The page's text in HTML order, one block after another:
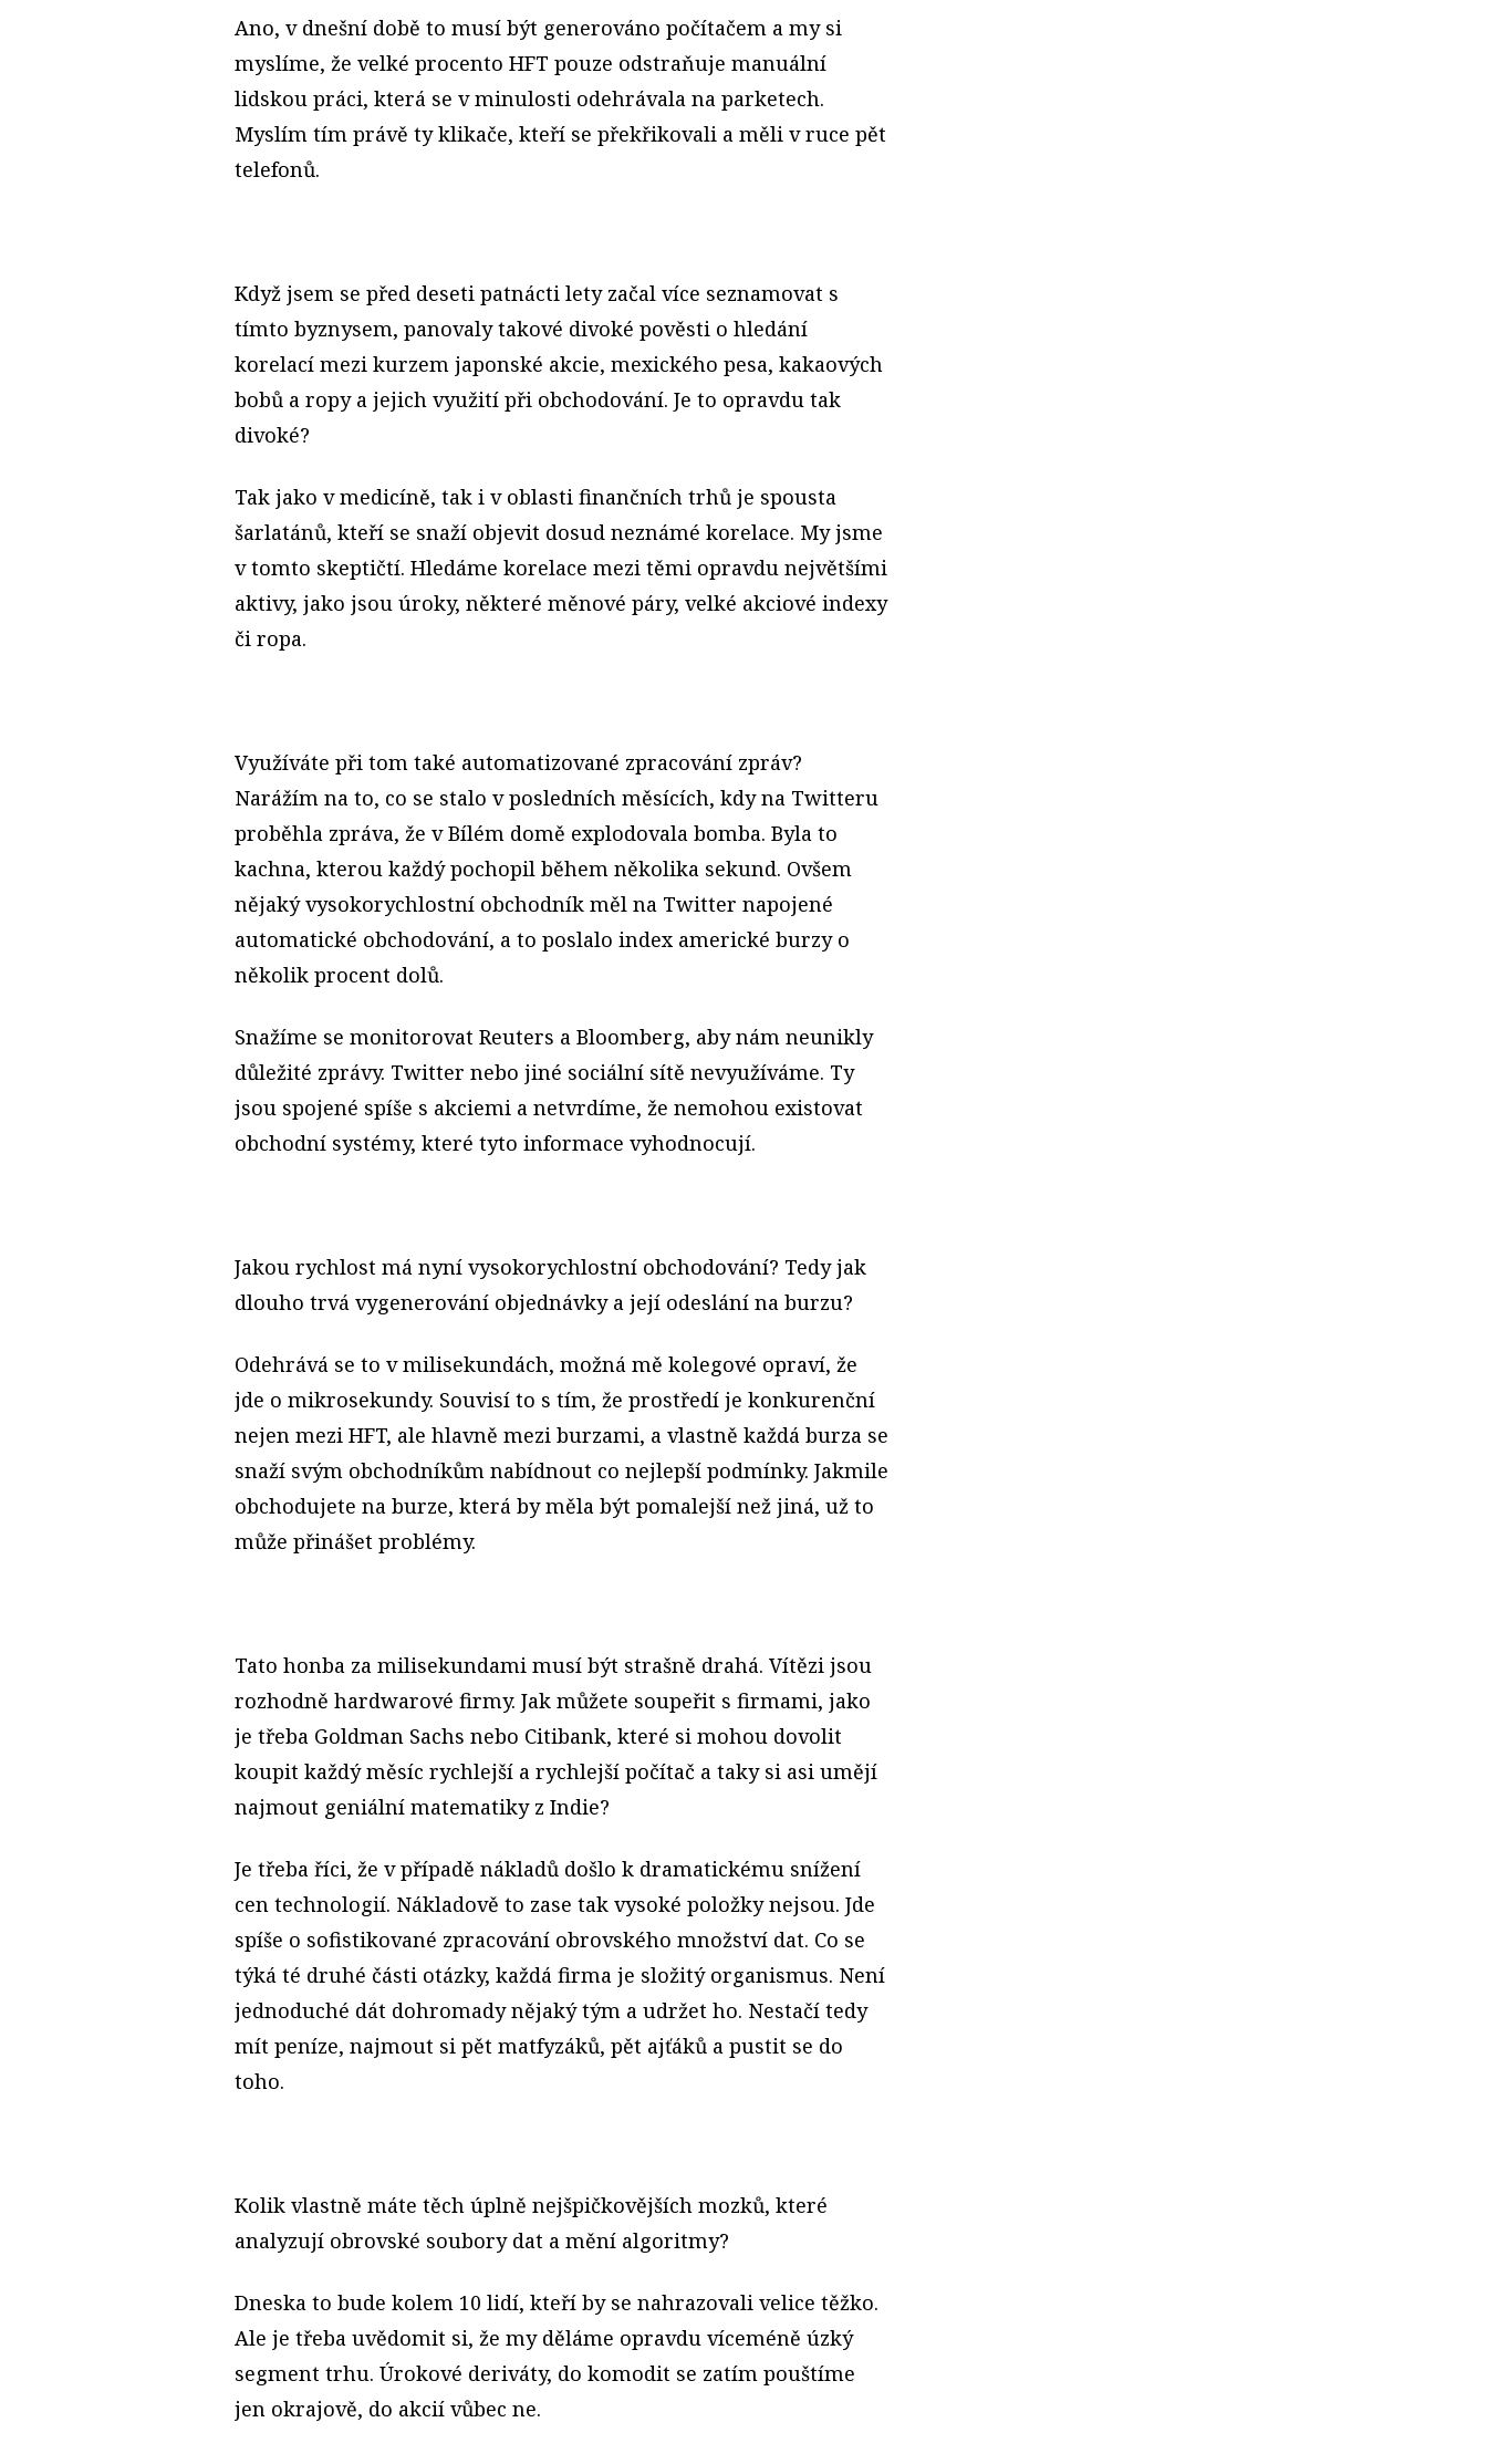
Ano, v dnešní době to musí být generováno počítačem a my si
myslíme, že velké procento HFT pouze odstraňuje manuální
lidskou práci, která se v minulosti odehrávala na parketech.
Myslím tím právě ty klikače, kteří se překřikovali a měli v ruce pět
telefonů.
Když jsem se před deseti patnácti lety začal více seznamovat s
tímto byznysem, panovaly takové divoké pověsti o hledání
korelací mezi kurzem japonské akcie, mexického pesa, kakaových
bobů a ropy a jejich využití při obchodování. Je to opravdu tak
divoké?
Tak jako v medicíně, tak i v oblasti finančních trhů je spousta
šarlatánů, kteří se snaží objevit dosud neznámé korelace. My jsme
v tomto skeptičtí. Hledáme korelace mezi těmi opravdu největšími
aktivy, jako jsou úroky, některé měnové páry, velké akciové indexy
či ropa.
Využíváte při tom také automatizované zpracování zpráv?
Narážím na to, co se stalo v posledních měsících, kdy na Twitteru
proběhla zpráva, že v Bílém domě explodovala bomba. Byla to
kachna, kterou každý pochopil během několika sekund. Ovšem
nějaký vysokorychlostní obchodník měl na Twitter napojené
automatické obchodování, a to poslalo index americké burzy o
několik procent dolů.
Snažíme se monitorovat Reuters a Bloomberg, aby nám neunikly
důležité zprávy. Twitter nebo jiné sociální sítě nevyužíváme. Ty
jsou spojené spíše s akciemi a netvrdíme, že nemohou existovat
obchodní systémy, které tyto informace vyhodnocují.
Jakou rychlost má nyní vysokorychlostní obchodování? Tedy jak
dlouho trvá vygenerování objednávky a její odeslání na burzu?
Odehrává se to v milisekundách, možná mě kolegové opraví, že
jde o mikrosekundy. Souvisí to s tím, že prostředí je konkurenční
nejen mezi HFT, ale hlavně mezi burzami, a vlastně každá burza se
snaží svým obchodníkům nabídnout co nejlepší podmínky. Jakmile
obchodujete na burze, která by měla být pomalejší než jiná, už to
může přinášet problémy.
Tato honba za milisekundami musí být strašně drahá. Vítězi jsou
rozhodně hardwarové firmy. Jak můžete soupeřit s firmami, jako
je třeba Goldman Sachs nebo Citibank, které si mohou dovolit
koupit každý měsíc rychlejší a rychlejší počítač a taky si asi umějí
najmout geniální matematiky z Indie?
Je třeba říci, že v případě nákladů došlo k dramatickému snížení
cen technologií. Nákladově to zase tak vysoké položky nejsou. Jde
spíše o sofistikované zpracování obrovského množství dat. Co se
týká té druhé části otázky, každá firma je složitý organismus. Není
jednoduché dát dohromady nějaký tým a udržet ho. Nestačí tedy
mít peníze, najmout si pět matfyzáků, pět ajťáků a pustit se do
toho.
Kolik vlastně máte těch úplně nejšpičkovějších mozků, které
analyzují obrovské soubory dat a mění algoritmy?
Dneska to bude kolem 10 lidí, kteří by se nahrazovali velice těžko.
Ale je třeba uvědomit si, že my děláme opravdu víceméně úzký
segment trhu. Úrokové deriváty, do komodit se zatím pouštíme
jen okrajově, do akcií vůbec ne.